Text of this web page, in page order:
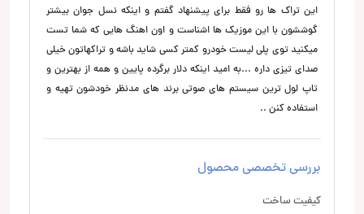
این تراک ها رو فقط برای پیشنهاد گفتم و اینکه نسل جوان بیشتر
گوششون با این موزیک ها اشناست و اون اهنگ هایی که شما تست
میکنید توی پلی لیست خودرو کمتر کسی شاید باشه و تراکهاتون خیلی
صدای تیزی داره ...به امید اینکه دلار برگرده پایین و همه از بهترین و
تاپ لول ترین سیستم های صوتی برند های مدنظر خودشون تهیه و
استفاده کنن ..
بررسی تخصصی محصول
کیفیت ساخت